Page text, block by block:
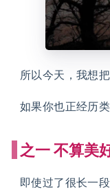
所以今天，我想
如果你也正经历
之一不算美
即使过了很长一